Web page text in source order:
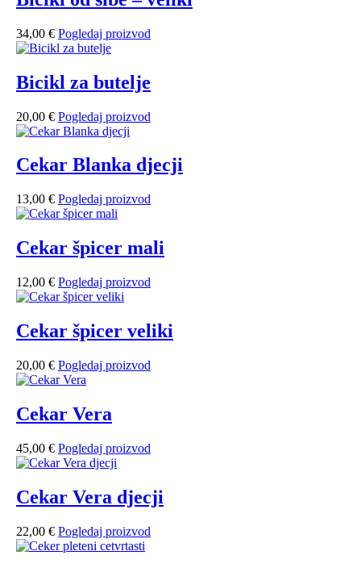
34,00 € Pogledaj proizvod
Bicikl za butelje
20,00 € Pogledaj proizvod
Cekar Blanka djecji
13,00 € Pogledaj proizvod
Cekar špicer mali
12,00 € Pogledaj proizvod
Cekar špicer veliki
20,00 € Pogledaj proizvod
Cekar Vera
45,00 € Pogledaj proizvod
Cekar Vera djecji
22,00 € Pogledaj proizvod